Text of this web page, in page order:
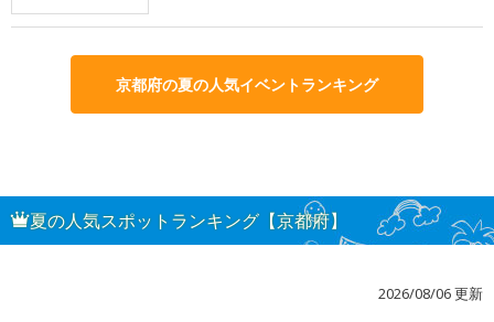
京都府の夏の人気イベントランキング
夏の人気スポットランキング【京都府】
2026/08/06 更新